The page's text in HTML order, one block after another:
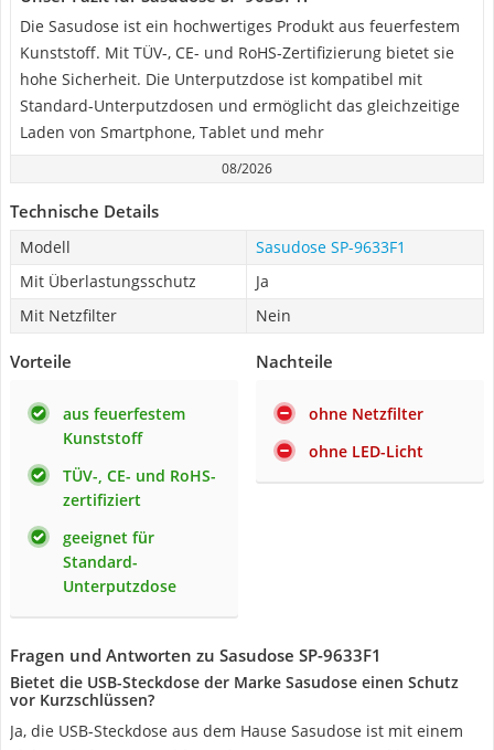
Die Sasudose ist ein hochwertiges Produkt aus feuerfestem
Kunststoff. Mit TÜV-, CE- und RoHS-Zertifizierung bietet sie
hohe Sicherheit. Die Unterputzdose ist kompatibel mit
Standard-Unterputzdosen und ermöglicht das gleichzeitige
Laden von Smartphone, Tablet und mehr
08/2026
Technische Details
Modell
Sasudose SP-9633F1
Mit Überlastungsschutz
Ja
Mit Netzfilter
Nein
Vorteile
aus feuerfestem
Kunststoff
TÜV-, CE- und RoHS-
zertifiziert
geeignet für
Standard-
Unterputzdose
Nachteile
ohne Netzfilter
ohne LED-Licht
Fragen und Antworten zu Sasudose SP-9633F1
Bietet die USB-Steckdose der Marke Sasudose einen Schutz
vor Kurzschlüssen?
Ja, die USB-Steckdose aus dem Hause Sasudose ist mit einem